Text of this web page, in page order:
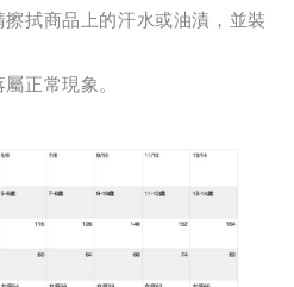
拭商品上的汗水或油漬，並裝
正常現象。